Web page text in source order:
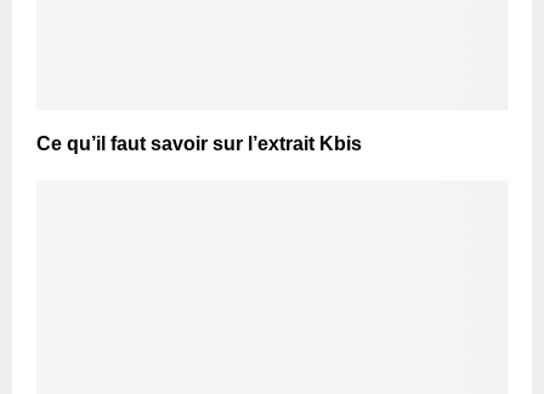
Ce qu’il faut savoir sur l’extrait Kbis